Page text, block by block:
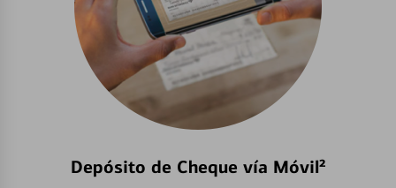
Depósito de Cheque vía Móvil²